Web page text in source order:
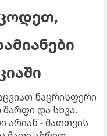
ნაცრისფერი
და სხვა.
არიან - მათთვის